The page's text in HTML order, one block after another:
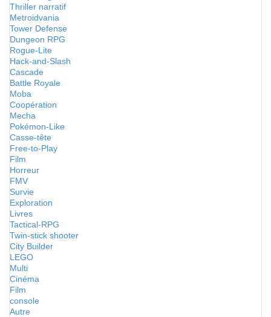
Thriller narratif
Metroidvania
Tower Defense
Dungeon RPG
Rogue-Lite
Hack-and-Slash
Cascade
Battle Royale
Moba
Coopération
Mecha
Pokémon-Like
Casse-tête
Free-to-Play
Film
Horreur
FMV
Survie
Exploration
Livres
Tactical-RPG
Twin-stick shooter
City Builder
LEGO
Multi
Cinéma
Film
console
Autre